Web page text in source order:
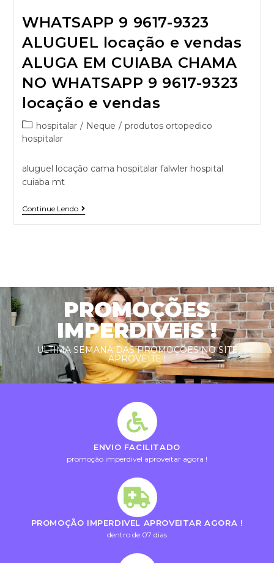
WHATSAPP 9 9617-9323
ALUGUEL locação e vendas
ALUGA EM CUIABA CHAMA
NO WHATSAPP 9 9617-9323
locação e vendas
hospitalar / Neque / produtos ortopedico
hospitalar
aluguel locação cama hospitalar falwler hospital
cuiaba mt
Continue Lendo
PROMOÇÕES
IMPERDIVEIS !
ULTIMA SEMANA DAS PROMOÇÕES NO SITE
APROVEITE !
ENVIO FACILITADO
promoção imperdivel aproveitar agora !
PROMOÇÃO IMPERDIVEL APROVEITAR AGORA !
dentro de 07 dias